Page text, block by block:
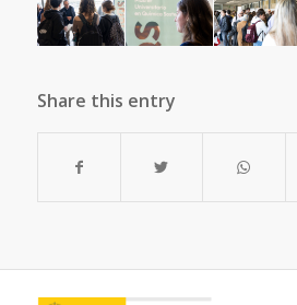
Share this entry